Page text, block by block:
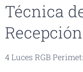
Técnica
Recepción
4 Luces RGB